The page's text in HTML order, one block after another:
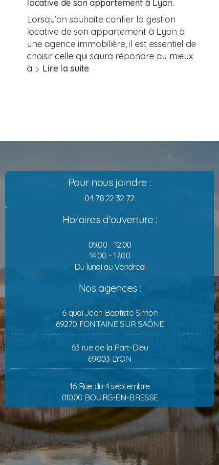
locative de son appartement à Lyon.
Lorsqu’on souhaite confier la gestion
locative de son appartement à Lyon à
une agence immobilière, il est essentiel de
choisir celle qui saura répondre au mieux
à… Lire la suite
Pour nous joindre :
04 78 22 32 72
Horaires d'ouverture :
09.00 - 12.00
14.00 - 17.00
Du lundi au Vendredi
Nos agences :
6 quai Jean Baptiste Simon
69270 FONTAINE SUR SAÔNE
63 rue de la Part-Dieu
69003 LYON
16 Rue du 4 septembre
01000 BOURG-EN-BRESSE